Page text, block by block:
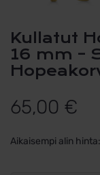
Kullatut Hopeiset Korvarenkaat
16 mm –
65,00 €
Aikaisempi alin hinta: